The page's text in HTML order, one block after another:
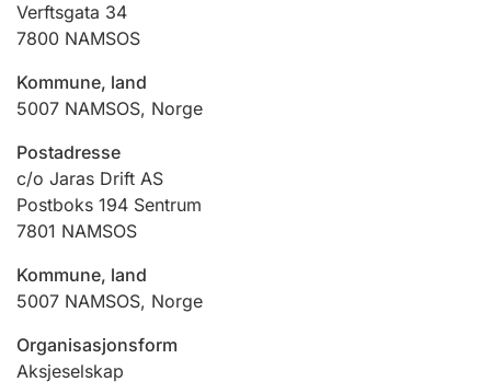
Jeger
Betaling og jegeravgiftskort
Ektepaktveileder
Offentlig sektor
Andre tema
Verftsgata 34
7800 NAMSOS
Kommune, land
5007 NAMSOS, Norge
Postadresse
c/o Jaras Drift AS
Postboks 194 Sentrum
7801 NAMSOS
Kommune, land
5007 NAMSOS, Norge
Organisasjonsform
Aksjeselskap